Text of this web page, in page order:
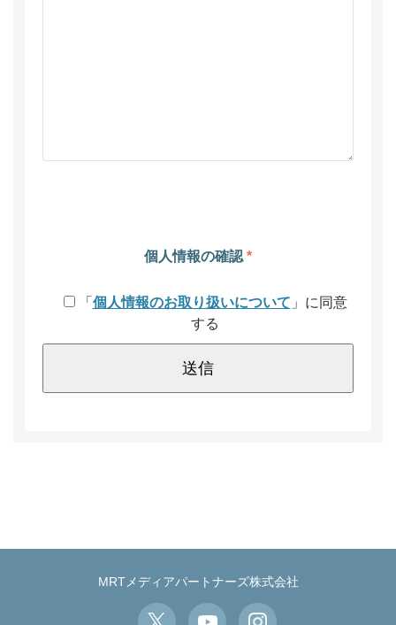
個人情報の確認 *
「 個人情報のお取り扱いについて 」に同意
する
MRTメディアパートナーズ株式会社